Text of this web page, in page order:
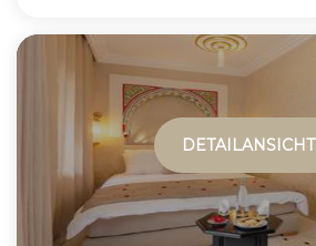
DETAILANSICHT